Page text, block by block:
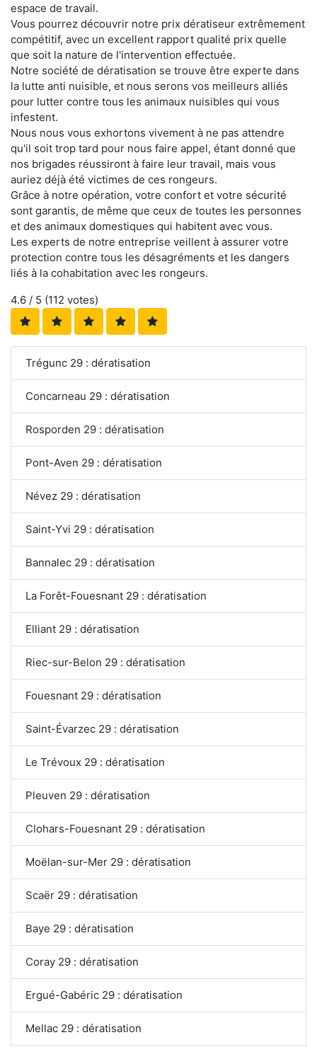
espace de travail.
Vous pourrez découvrir notre prix dératiseur extrêmement
compétitif, avec un excellent rapport qualité prix quelle
que soit la nature de l'intervention effectuée.
Notre société de dératisation se trouve être experte dans
la lutte anti nuisible, et nous serons vos meilleurs alliés
pour lutter contre tous les animaux nuisibles qui vous
infestent.
Nous nous vous exhortons vivement à ne pas attendre
qu'il soit trop tard pour nous faire appel, étant donné que
nos brigades réussiront à faire leur travail, mais vous
auriez déjà été victimes de ces rongeurs.
Grâce à notre opération, votre confort et votre sécurité
sont garantis, de même que ceux de toutes les personnes
et des animaux domestiques qui habitent avec vous.
Les experts de notre entreprise veillent à assurer votre
protection contre tous les désagréments et les dangers
liés à la cohabitation avec les rongeurs.
4.6 / 5 (112 votes)
Trégunc 29 : dératisation
Concarneau 29 : dératisation
Rosporden 29 : dératisation
Pont-Aven 29 : dératisation
Névez 29 : dératisation
Saint-Yvi 29 : dératisation
Bannalec 29 : dératisation
La Forêt-Fouesnant 29 : dératisation
Elliant 29 : dératisation
Riec-sur-Belon 29 : dératisation
Fouesnant 29 : dératisation
Saint-Évarzec 29 : dératisation
Le Trévoux 29 : dératisation
Pleuven 29 : dératisation
Clohars-Fouesnant 29 : dératisation
Moëlan-sur-Mer 29 : dératisation
Scaër 29 : dératisation
Baye 29 : dératisation
Coray 29 : dératisation
Ergué-Gabéric 29 : dératisation
Mellac 29 : dératisation